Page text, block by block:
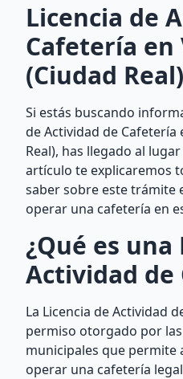
Licencia de
Cafetería en
(Ciudad Real)
Si estás buscando
de Actividad de Cafetería
Real), has llegado al
artículo te explicaremos
saber sobre este trámite
operar una cafetería en
¿Qué es
Actividad de
La Licencia de Actividad
permiso otorgado por
municipales que
operar una cafetería